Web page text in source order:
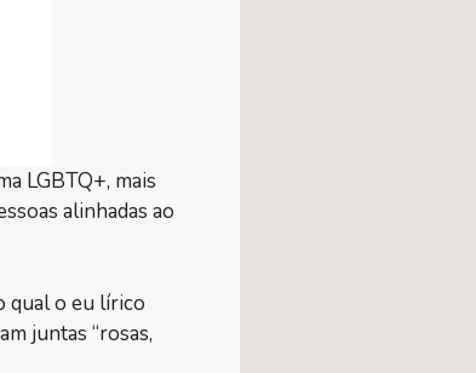
LGBTQ+, mais
alinhadas ao
qual o eu lírico
juntas “rosas,